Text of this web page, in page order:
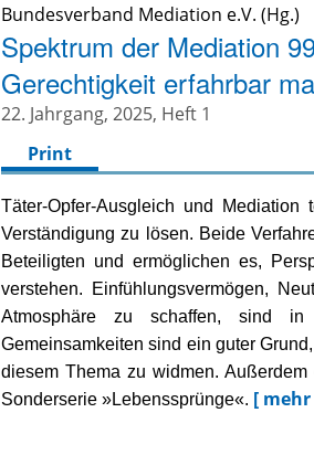
Bundesverband Mediation e.V. (Hg.)
Spektrum der Mediation
Gerechtigkeit erfahrbar
22. Jahrgang, 2025, Heft 1
Print
Täter-Opfer-Ausgleich und
Verständigung zu lösen. Beide
Beteiligten und ermöglichen es,
verstehen. Einfühlungsvermögen,
Atmosphäre zu schaffen, sind in
Gemeinsamkeiten sind ein guter
diesem Thema zu widmen.
Sonderserie »Lebenssprünge«. [ mehr